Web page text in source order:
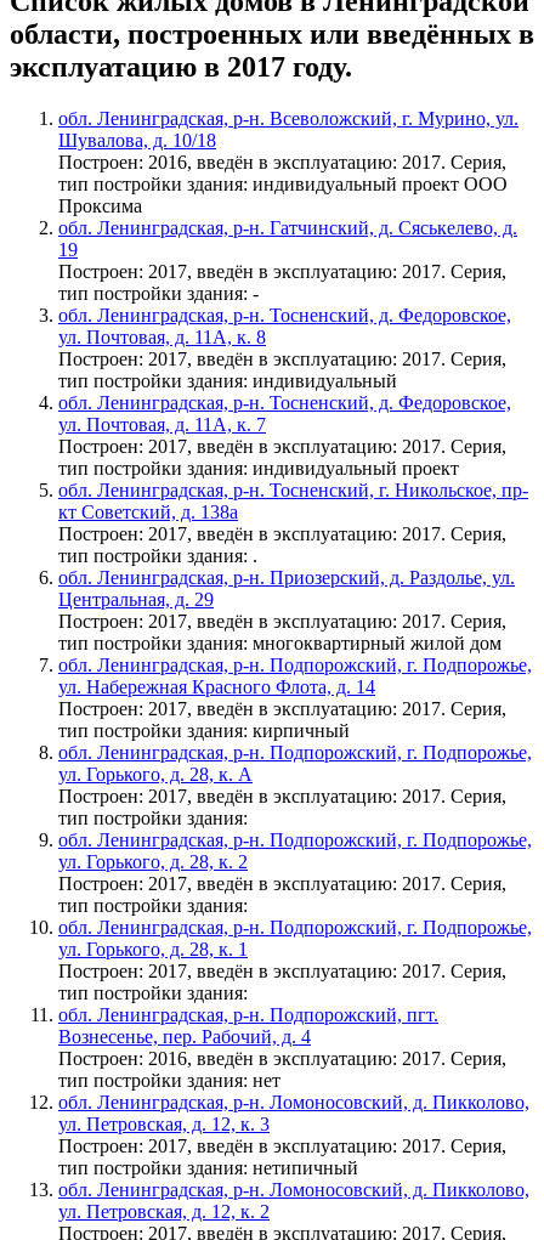
области, построенных или введённых в
эксплуатацию в 2017 году.
обл. Ленинградская, р-н. Всеволожский, г. Мурино, ул.
Шувалова, д. 10/18
Построен: 2016, введён в эксплуатацию: 2017. Серия,
тип постройки здания: индивидуальный проект ООО
Проксима
обл. Ленинградская, р-н. Гатчинский, д. Сяськелево, д.
19
Построен: 2017, введён в эксплуатацию: 2017. Серия,
тип постройки здания: -
обл. Ленинградская, р-н. Тосненский, д. Федоровское,
ул. Почтовая, д. 11А, к. 8
Построен: 2017, введён в эксплуатацию: 2017. Серия,
тип постройки здания: индивидуальный
обл. Ленинградская, р-н. Тосненский, д. Федоровское,
ул. Почтовая, д. 11А, к. 7
Построен: 2017, введён в эксплуатацию: 2017. Серия,
тип постройки здания: индивидуальный проект
обл. Ленинградская, р-н. Тосненский, г. Никольское, пр-
кт Советский, д. 138а
Построен: 2017, введён в эксплуатацию: 2017. Серия,
тип постройки здания: .
обл. Ленинградская, р-н. Приозерский, д. Раздолье, ул.
Центральная, д. 29
Построен: 2017, введён в эксплуатацию: 2017. Серия,
тип постройки здания: многоквартирный жилой дом
обл. Ленинградская, р-н. Подпорожский, г. Подпорожье,
ул. Набережная Красного Флота, д. 14
Построен: 2017, введён в эксплуатацию: 2017. Серия,
тип постройки здания: кирпичный
обл. Ленинградская, р-н. Подпорожский, г. Подпорожье,
ул. Горького, д. 28, к. А
Построен: 2017, введён в эксплуатацию: 2017. Серия,
тип постройки здания:
обл. Ленинградская, р-н. Подпорожский, г. Подпорожье,
ул. Горького, д. 28, к. 2
Построен: 2017, введён в эксплуатацию: 2017. Серия,
тип постройки здания:
обл. Ленинградская, р-н. Подпорожский, г. Подпорожье,
ул. Горького, д. 28, к. 1
Построен: 2017, введён в эксплуатацию: 2017. Серия,
тип постройки здания:
обл. Ленинградская, р-н. Подпорожский, пгт.
Вознесенье, пер. Рабочий, д. 4
Построен: 2016, введён в эксплуатацию: 2017. Серия,
тип постройки здания: нет
обл. Ленинградская, р-н. Ломоносовский, д. Пикколово,
ул. Петровская, д. 12, к. 3
Построен: 2017, введён в эксплуатацию: 2017. Серия,
тип постройки здания: нетипичный
обл. Ленинградская, р-н. Ломоносовский, д. Пикколово,
ул. Петровская, д. 12, к. 2
Построен: 2017, введён в эксплуатацию: 2017. Серия,